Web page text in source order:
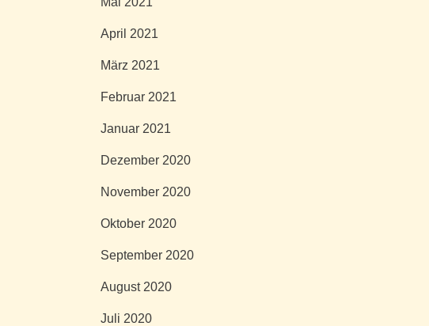
April 2021
März 2021
Februar 2021
Januar 2021
Dezember 2020
November 2020
Oktober 2020
September 2020
August 2020
Juli 2020